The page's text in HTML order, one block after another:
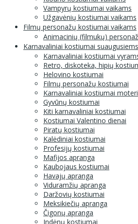
Vampyrų kostiumai vaikams
Užgavėnių kostiumai vaikams
Filmų personažų kostiumai vaikams
Animacinių (filmukų)
Karnavaliniai kostiumai suaugusiems
Karnavaliniai kostiumai
Retro, diskoteka, hipių
Helovino kostiumai
Filmų personažų kostiumai
Karnavaliniai kostiumai
Gyvūnų kostiumai
Kiti karnavaliniai kostiumai
Kostiumai Valentino dienai
Piratų kostiumai
Kalėdiniai kostiumai
Profesijų kostiumai
Mafijos apranga
Kaubojaus kostiumai
Havajų apranga
Viduramžių apranga
Daržovių kostiumai
Meksikiečių apranga
Čigonų apranga
Indėnų kostiumai